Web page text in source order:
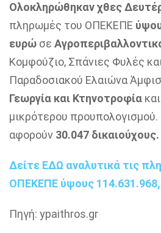
Ολοκληρώθηκαν χθες
πληρωμές του ΟΠΕΚΕΠΕ
ευρώ σε
Κομφούζιο, Σπάνιες Φυλές
Παραδοσιακού Ελαιώνα
Γεωργία και Κτηνοτροφία
μικρότερου
αφορούν 30.047 δικαιούχους.
Δείτε ΕΔΩ αναλυτικά τις
ΟΠΕΚΕΠΕ ύψους
Πηγή: ypaithros.gr